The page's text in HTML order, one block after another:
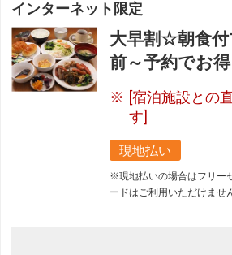
インターネット限定
大早割☆朝食
前～予約でお得
[宿泊施設との
す]
現地払い
※現地払いの場合はフリー
ードはご利用いただけませ